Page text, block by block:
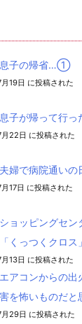
息子の帰省…➀
19日 に投稿された
息子が帰って行っ
22日 に投稿された
夫婦で病院通いの
17日 に投稿された
ショッピングセ
くっつくクロス
13日 に投稿された
エアコンからの
を怖いものだと
29日 に投稿された